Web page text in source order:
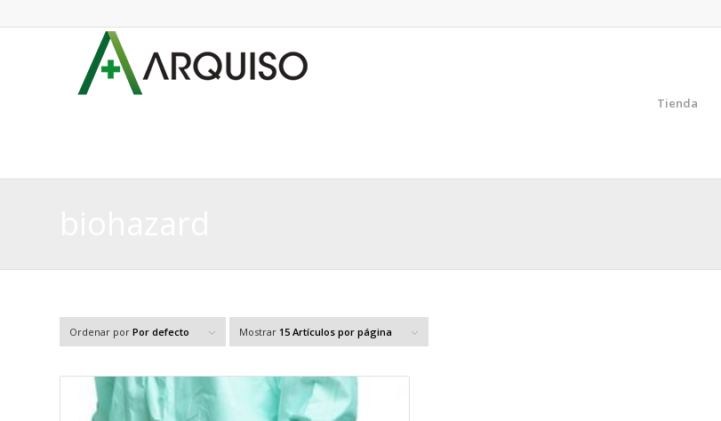
Tienda
Ordenar por Por defecto Mostrar 15 Artículos por página